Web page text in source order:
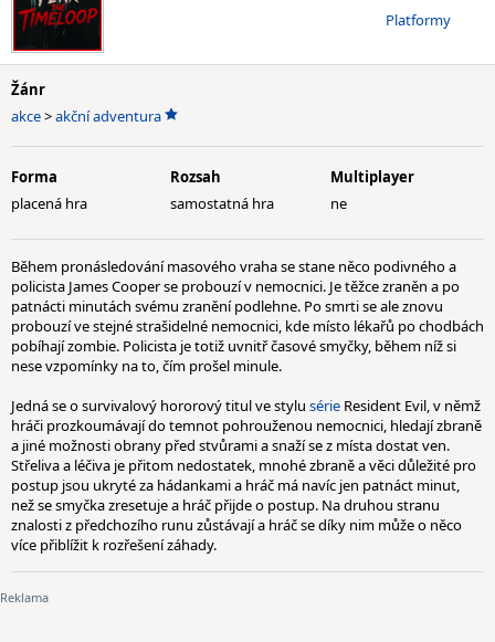
Platformy
Žánr
akce>akční adventura
Forma
placená hra
Rozsah
samostatná hra
Multiplayer
ne
Během pronásledování masového vraha se stane něco podivného a
policista James Cooper se probouzí v nemocnici. Je těžce zraněn a po
patnácti minutách svému zranění podlehne. Po smrti se ale znovu
probouzí ve stejné strašidelné nemocnici, kde místo lékařů po chodbách
pobíhají zombie. Policista je totiž uvnitř časové smyčky, během níž si
nese vzpomínky na to, čím prošel minule.
Jedná se o survivalový hororový titul ve stylu série Resident Evil, v němž
hráči prozkoumávají do temnot pohrouženou nemocnici, hledají zbraně
a jiné možnosti obrany před stvůrami a snaží se z místa dostat ven.
Střeliva a léčiva je přitom nedostatek, mnohé zbraně a věci důležité pro
postup jsou ukryté za hádankami a hráč má navíc jen patnáct minut,
než se smyčka zresetuje a hráč přijde o postup. Na druhou stranu
znalosti z předchozího runu zůstávají a hráč se díky nim může o něco
více přiblížit k rozřešení záhady.